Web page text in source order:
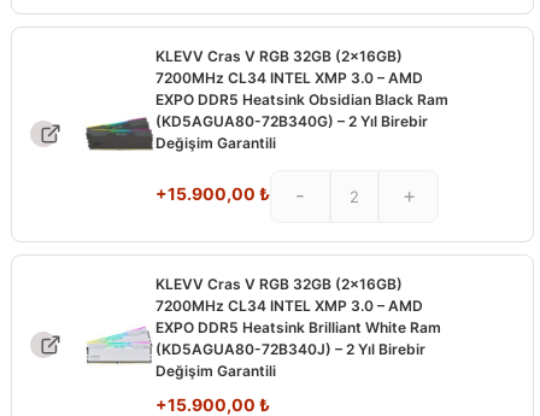
KLEVV Cras V RGB 32GB (2x16GB)
7200MHz CL34 INTEL XMP 3.0 – AMD
EXPO DDR5 Heatsink Obsidian Black Ram
(KD5AGUA80-72B340G) – 2 Yıl Birebir
Değişim Garantili
+15.900,00 ₺ - +
KLEVV Cras V RGB 32GB (2x16GB)
7200MHz CL34 INTEL XMP 3.0 – AMD
EXPO DDR5 Heatsink Brilliant White Ram
(KD5AGUA80-72B340J) – 2 Yıl Birebir
Değişim Garantili
+15.900,00 ₺